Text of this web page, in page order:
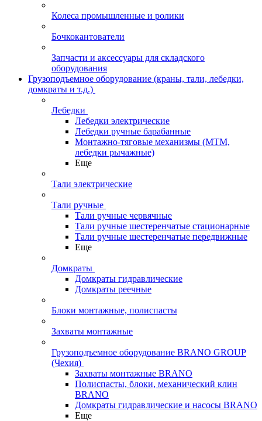
Колеса промышленные и ролики
Бочкокантователи
Запчасти и аксессуары для складского
оборудования
Грузоподъемное оборудование (краны, тали, лебедки,
домкраты и т.д.)
Лебедки
Лебедки электрические
Лебедки ручные барабанные
Монтажно-тяговые механизмы (МТМ,
лебедки рычажные)
Еще
Тали электрические
Тали ручные
Тали ручные червячные
Тали ручные шестеренчатые стационарные
Тали ручные шестеренчатые передвижные
Еще
Домкраты
Домкраты гидравлические
Домкраты реечные
Блоки монтажные, полиспасты
Захваты монтажные
Грузоподъемное оборудование BRANO GROUP
(Чехия)
Захваты монтажные BRANO
Полиспасты, блоки, механический клин
BRANO
Домкраты гидравлические и насосы BRANO
Еще